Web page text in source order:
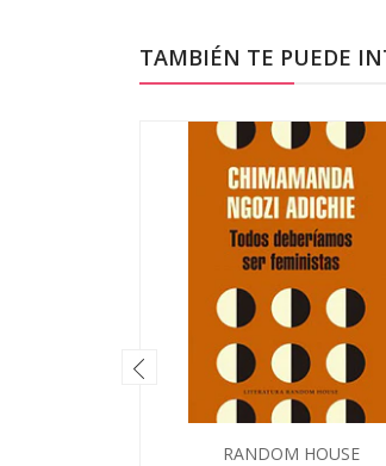
TAMBIÉN TE PUEDE
RANDOM HOUSE